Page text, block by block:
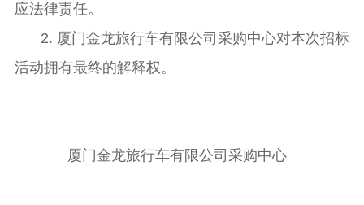
应法律责任。
2. 厦门金龙旅行车有限公司采购中心对本次招标
活动拥有最终的解释权。
厦门金龙旅行车有限公司采购中心